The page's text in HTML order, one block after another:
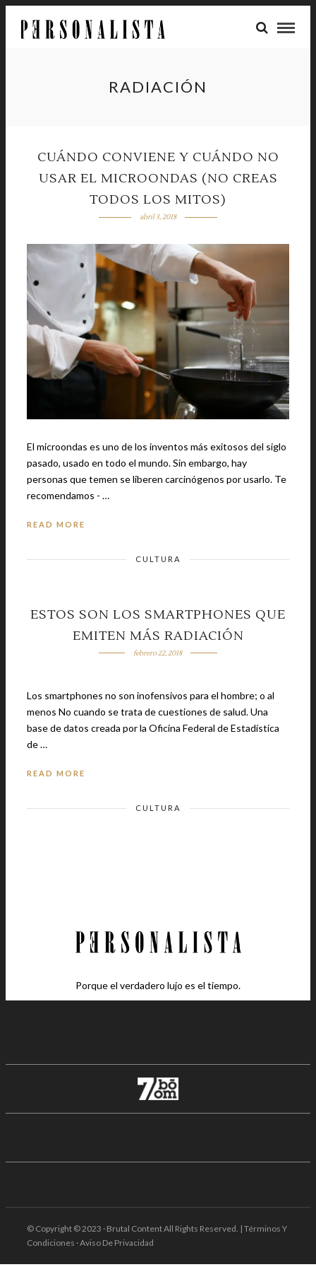
RADIACIÓN
CUÁNDO CONVIENE Y CUÁNDO NO
USAR EL MICROONDAS (NO CREAS
TODOS LOS MITOS)
abril 3, 2018
El microondas es uno de los inventos más exitosos del siglo
pasado, usado en todo el mundo. Sin embargo, hay
personas que temen se liberen carcinógenos por usarlo. Te
recomendamos - …
READ MORE
CULTURA
ESTOS SON LOS SMARTPHONES QUE
EMITEN MÁS RADIACIÓN
febrero 22, 2018
Los smartphones no son inofensivos para el hombre; o al
menos No cuando se trata de cuestiones de salud. Una
base de datos creada por la Oficina Federal de Estadística
de …
READ MORE
CULTURA
Porque el verdadero lujo es el tiempo.
© Copyright © 2023 · Brutal Content All Rights Reserved. | Términos Y
Condiciones · Aviso De Privacidad